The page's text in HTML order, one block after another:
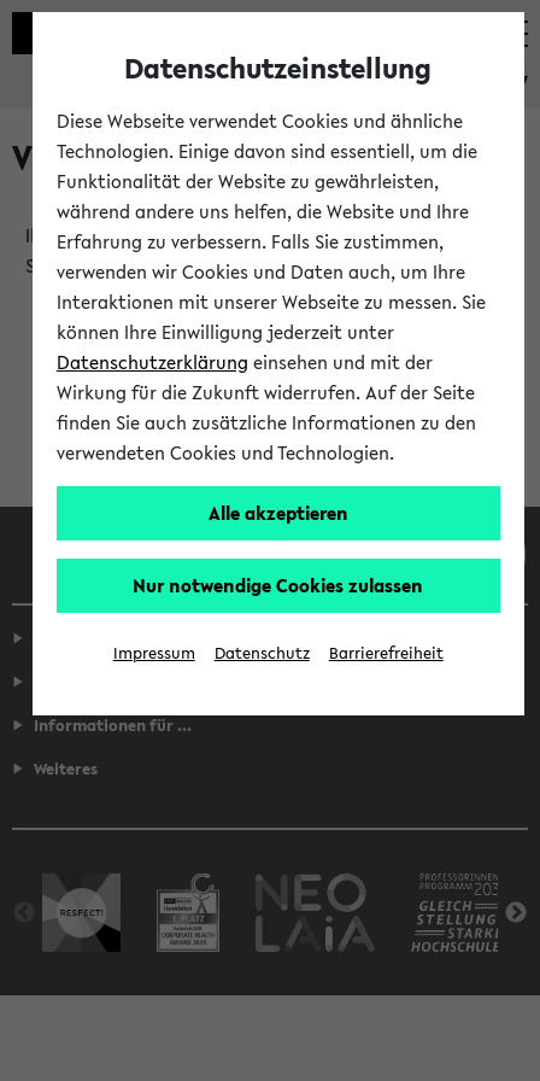
eKVV
Verlauf
Ihr Verlauf ist leer. Er wird sich im Verlauf Ihrer eKVV
Sitzung füllen.
Informationen für ...
Weiteres
Datenschutzeinstellung
Diese Webseite verwendet Cookies und ähnliche
Technologien. Einige davon sind essentiell, um die
Funktionalität der Website zu gewährleisten,
während andere uns helfen, die Website und Ihre
Erfahrung zu verbessern. Falls Sie zustimmen,
verwenden wir Cookies und Daten auch, um Ihre
Interaktionen mit unserer Webseite zu messen. Sie
können Ihre Einwilligung jederzeit unter
Datenschutzerklärung einsehen und mit der
Wirkung für die Zukunft widerrufen. Auf der Seite
finden Sie auch zusätzliche Informationen zu den
verwendeten Cookies und Technologien.
Alle akzeptieren
Nur notwendige Cookies zulassen
Impressum Datenschutz Barrierefreiheit